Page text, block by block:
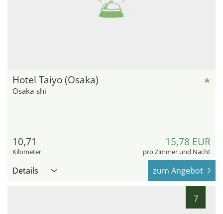
Hotel Taiyo (Osaka)
Osaka-shi
10,71
Kilometer
15,78 EUR
pro Zimmer und Nacht
Details zum Angebot
7